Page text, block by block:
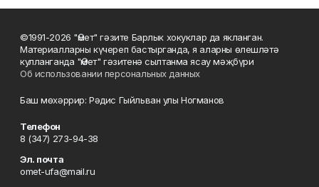
©1991-2026 "Өмет" гәзите Барлык хокуклар да якланган.
Материалларны күчереп бастырганда, я аларны өлешләтә
кулланганда "Өмет" гәзитенә сылтанма ясау мәҗбүри
Об использовании персональных данных
Баш мөхәррир: Рәдис Гыйльван улы Ногманов
Телефон
8 (347) 273-94-38
Эл. почта
omet-ufa@mail.ru